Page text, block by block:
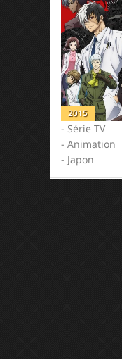
2015
- Série TV
- Animation
- Japon